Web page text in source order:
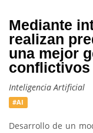
Mediante
realizan
una mejor
conflictivos
Inteligencia Artificial
#AI
Desarrollo de un